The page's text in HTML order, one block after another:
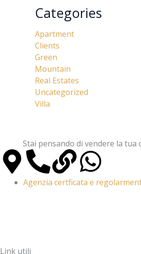
Categories
Apartment
Clients
Green
Mountain
Real Estates
Uncategorized
Villa
Stai pensando di vendere la
M
a
P
h
L
i
W
h
Agenzia certficata e
Link utili